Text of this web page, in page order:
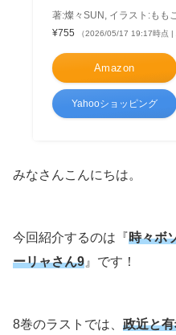
著:燦々SUN, イラスト:ももこ
¥755
（2026/05/17 19:17時点 |
Amazon
Yahooショッピング
みなさんこんにちは。
今回紹介するのは『時々ボ
ーリャさん9 』です！
8巻のラストでは、 政近と